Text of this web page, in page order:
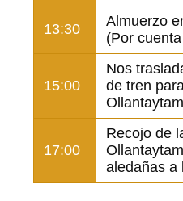
13:30
Almuerzo
(Por
15:00
Nos
de tren
17:00
Recojo de
aledañas a